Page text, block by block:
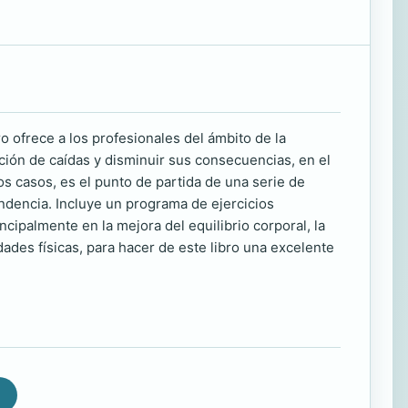
ofrece a los profesionales del ámbito de la
de caídas y disminuir sus consecuencias, en el
casos, es el punto de partida de una serie de
Incluye un programa de ejercicios
en la mejora del equilibrio corporal, la
físicas, para hacer de este libro una excelente